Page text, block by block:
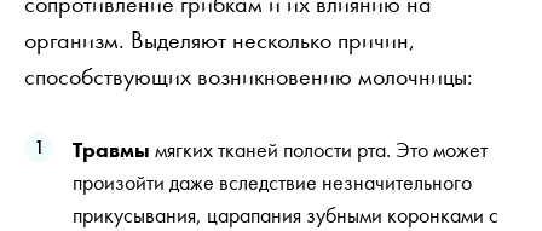
организм. Выделяют несколько причин,
способствующих возникновению молочницы:
Травмы мягких тканей полости рта. Это может
произойти даже вследствие незначительного
прикусывания, царапания зубными коронками с